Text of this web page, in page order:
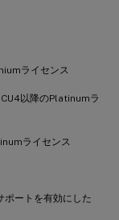
ライセンス
以降のPlatinumラ
ライセンス
ートを有効にした